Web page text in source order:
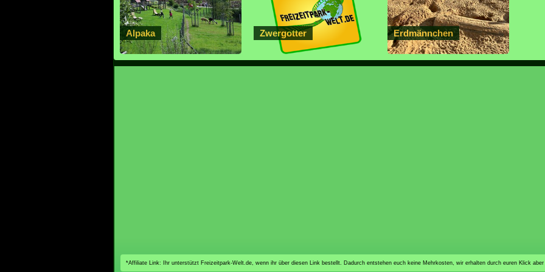
Alpaka Zwergotter Erdmännchen
*Affiliate Link: Ihr unterstützt Freizeitpark-Welt.de, wenn ihr über diesen Link bestellt. Dadurch entstehen euch keine Mehrkosten, wir erhalten durch euren Klick aber